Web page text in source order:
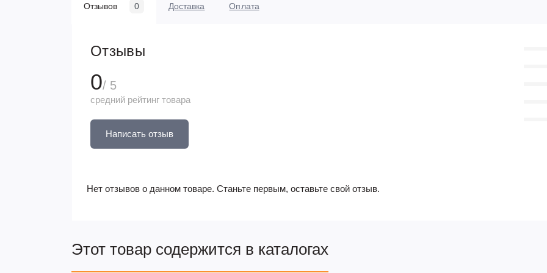
Отзывов 0 Доставка Оплата
Отзывы
0/ 5
средний рейтинг товара
Написать отзыв
Нет отзывов о данном товаре. Станьте первым, оставьте свой отзыв.
Этот товар содержится в каталогах